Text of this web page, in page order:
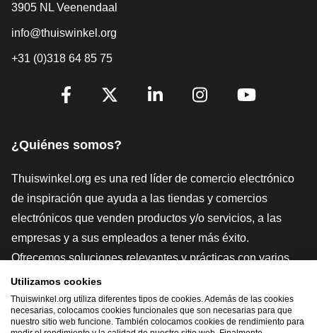
3905 NL Veenendaal
info@thuiswinkel.org
+31 (0)318 64 85 75
[_General:SocialMediaTitle]
¿Quiénes somos?
Thuiswinkel.org es una red líder de comercio electrónico
de inspiración que ayuda a las tiendas y comercios
electrónicos que venden productos y/o servicios, a las
empresas y a sus empleados a tener más éxito.
Ofrecemos soluciones relevantes y prácticas con varios
sellos de confianza, Thuiswinkel Reviews, herramientas y
asesoramiento jurídico, defensa, estudios de mercado, y
tenemos nuestra propia plataforma educativa, la
Utilizamos cookies
Thuiswinkel.org utiliza diferentes tipos de cookies. Además de las cookies
necesarias, colocamos cookies funcionales que son necesarias para que
nuestro sitio web funcione. También colocamos cookies de rendimiento para